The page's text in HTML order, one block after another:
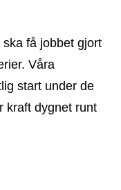
få jobbet gjort
Våra
start under de
kraft dygnet runt